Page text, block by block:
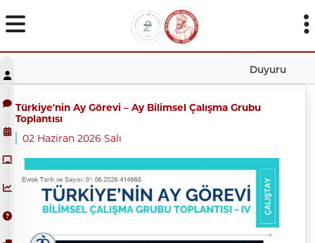
Duyuru
Türkiye'nin Ay Görevi – Ay Bilimsel Çalışma Grubu
Toplantısı
02 Haziran 2026 Salı